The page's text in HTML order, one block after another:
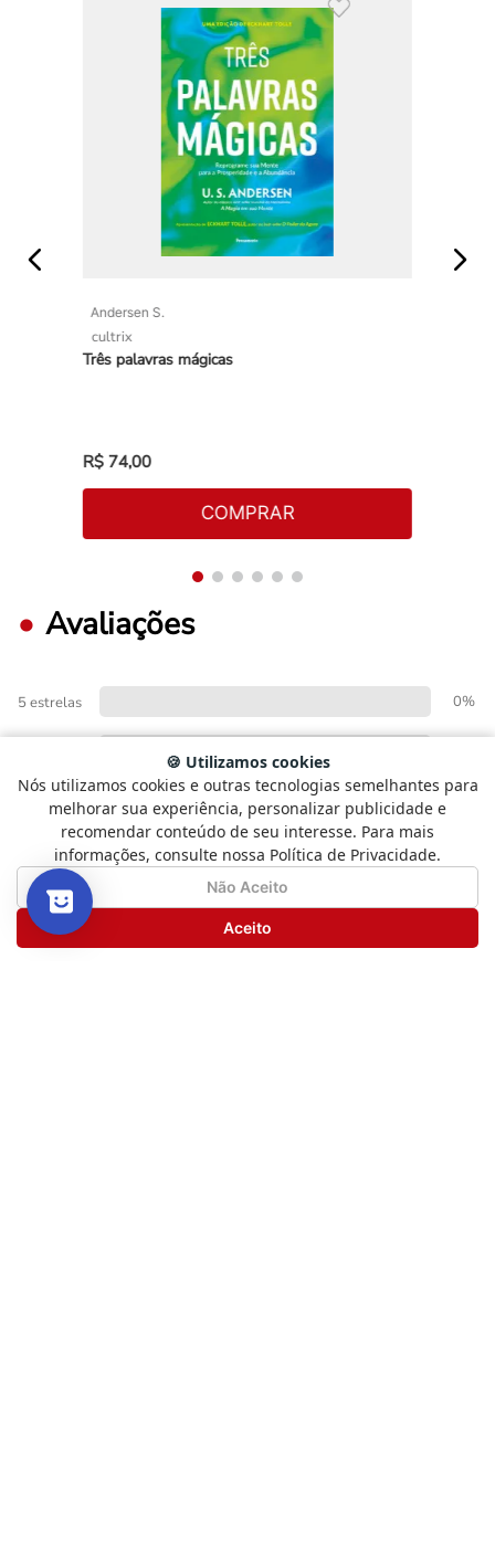
Andersen S.
cultrix
Três palavras mágicas
R$ 74,00
COMPRAR
Avaliações
5 estrelas 0%
3 estrelas
2 estrelas
1 estrela
🍪 Utilizamos cookies
Nós utilizamos cookies e outras tecnologias semelhantes para
melhorar sua experiência, personalizar publicidade e
recomendar conteúdo de seu interesse. Para mais
informações, consulte nossa Política de Privacidade.
Não Aceito
Aceito
Como está sendo sua experiência?
Selecione
uma
opção
a
5
Não Satisfeito
Seguinte